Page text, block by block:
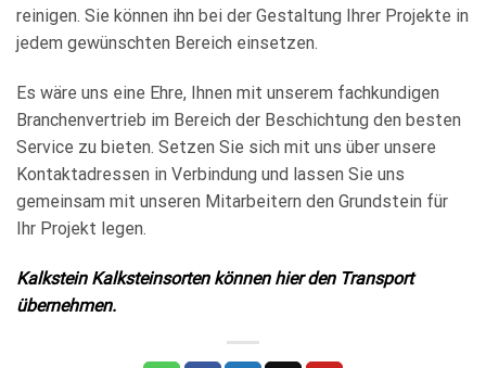
reinigen. Sie können ihn bei der Gestaltung Ihrer Projekte in
jedem gewünschten Bereich einsetzen.
Es wäre uns eine Ehre, Ihnen mit unserem fachkundigen
Branchenvertrieb im Bereich der Beschichtung den besten
Service zu bieten. Setzen Sie sich mit uns über unsere
Kontaktadressen in Verbindung und lassen Sie uns
gemeinsam mit unseren Mitarbeitern den Grundstein für
Ihr Projekt legen.
Kalkstein Kalksteinsorten können hier den Transport
übernehmen.